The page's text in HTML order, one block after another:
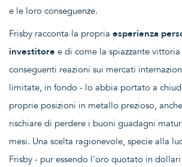
e le loro conseguenze.
Frisby racconta la propria esperienza
investitore e di come la spiazzante
conseguenti reazioni sui mercati
limitate, in fondo - lo abbia portato a
proprie posizioni in metallo prezioso,
rischiare di perdere i buoni guadagni
mesi. Una scelta ragionevole, specie alla
Frisby - pur essendo l'oro quotato in dollari